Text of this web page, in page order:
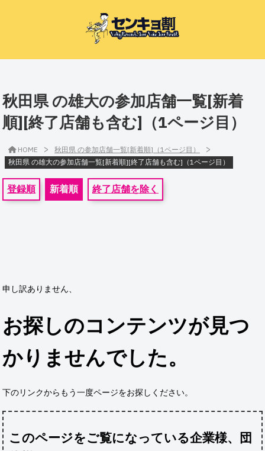
秋田県 の雄大の参加店舗一覧[新着
順][終了店舗も含む]（1ページ目）
HOME > 秋田県 の参加店舗一覧[新着順]（1ページ目） >
秋田県 の雄大の参加店舗一覧[新着順][終了店舗も含む]（1ページ目）
登録順 新着順 終了店舗を除く
申し訳ありません、
お探しのコンテンツが見つ
かりませんでした。
下のリンクからもう一度ページをお探しください。
このページをご覧になっている企業様、団